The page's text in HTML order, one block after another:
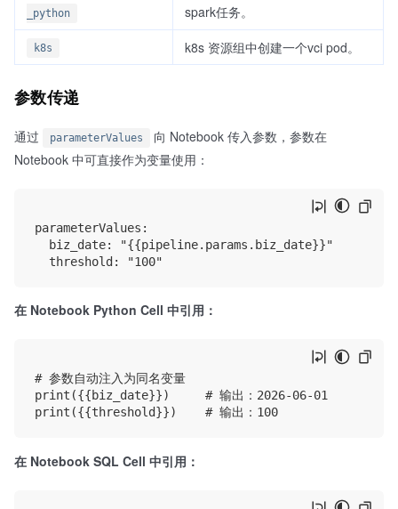
_python
spark任务。
k8s k8s 资源组中创建一个vci pod。
参数传递
通过 parameterValues
向 Notebook 传入参数，参数在
Notebook 中可直接作为变量使用：
parameterValues:
  biz_date: "{{pipeline.params.biz_date}}"
在 Notebook Python Cell 中引用：
# 参数自动注入为同名变量
print({{biz_date}})     # 输出：2026-06-01
在 Notebook SQL Cell 中引用：